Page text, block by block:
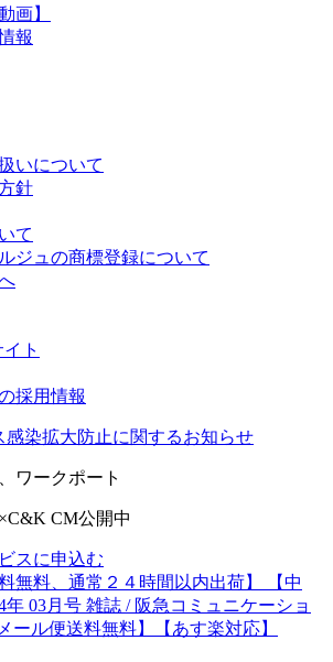
画】
報
いについて
針
て
ジュの商標登録について
ト
採用情報
感染拡大防止に関するお知らせ
ワークポート
CM公開中
スに申込む
無料、通常２４時間以内出荷】 【中
年 03月号 雑誌 / 阪急コミュニケーショ
ール便送料無料】【あす楽対応】